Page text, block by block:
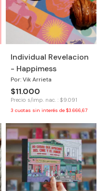
Individual Revelacion
- Happimess
Por: Vik Arrieta
$11.000
Precio s/imp. nac. : $9.091
3 cuotas sin interés de $3.666,67